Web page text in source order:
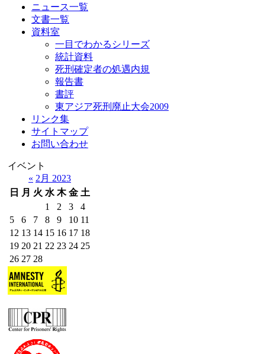
ニュース一覧
文書一覧
資料室
一目でわかるシリーズ
統計資料
死刑確定者の処遇内規
報告書
書評
東アジア死刑廃止大会2009
リンク集
サイトマップ
お問い合わせ
イベント
« 2月 2023
日
月 火 水 木 金 土
1
2 3
4
5
6 7 8 9 10 11
12 13 14 15 16 17 18
19 20 21 22 23 24 25
26 27 28